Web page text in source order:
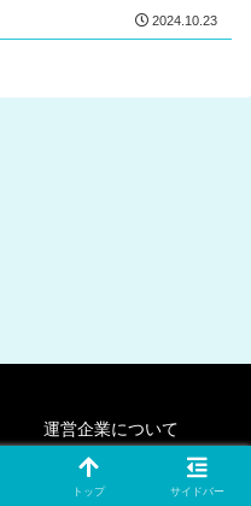
2024.10.23
運営企業について
グ All Rights Reserved.
トップ サイドバー